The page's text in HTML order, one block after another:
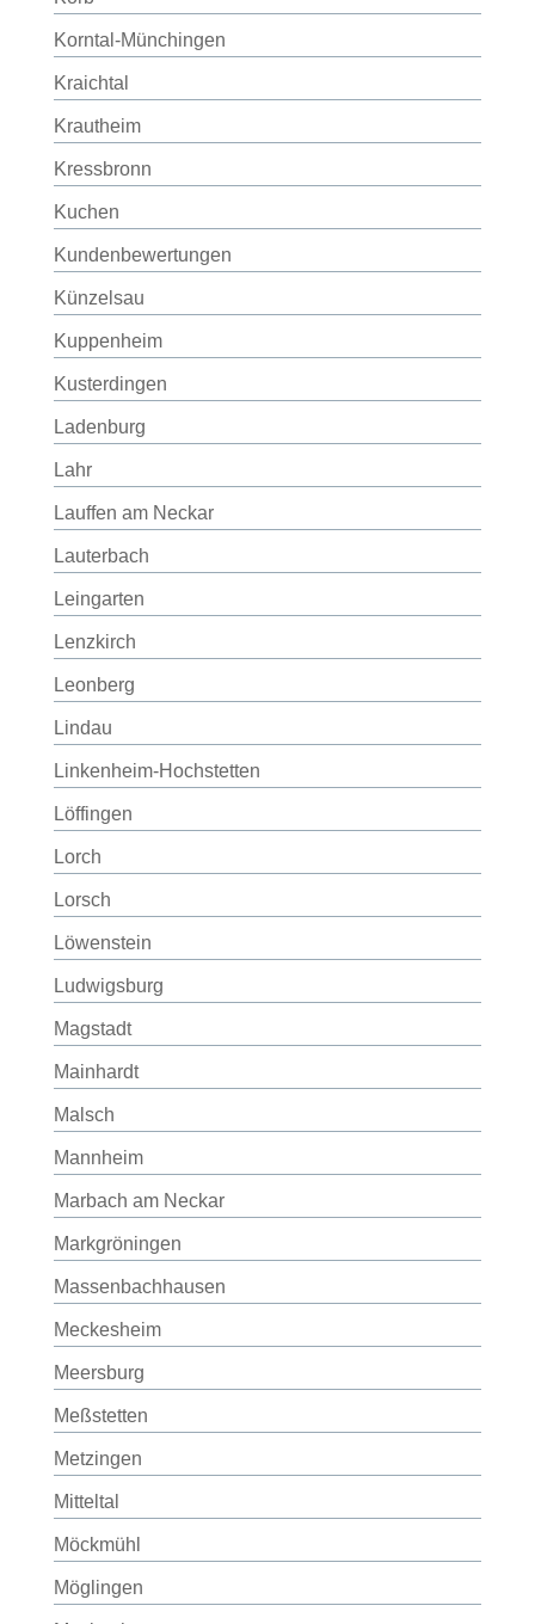
Korntal-Münchingen
Kraichtal
Krautheim
Kressbronn
Kuchen
Kundenbewertungen
Künzelsau
Kuppenheim
Kusterdingen
Ladenburg
Lahr
Lauffen am Neckar
Lauterbach
Leingarten
Lenzkirch
Leonberg
Lindau
Linkenheim-Hochstetten
Löffingen
Lorch
Lorsch
Löwenstein
Ludwigsburg
Magstadt
Mainhardt
Malsch
Mannheim
Marbach am Neckar
Markgröningen
Massenbachhausen
Meckesheim
Meersburg
Meßstetten
Metzingen
Mitteltal
Möckmühl
Möglingen